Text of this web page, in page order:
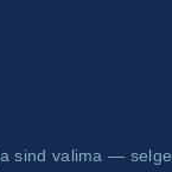
sind valima — selge